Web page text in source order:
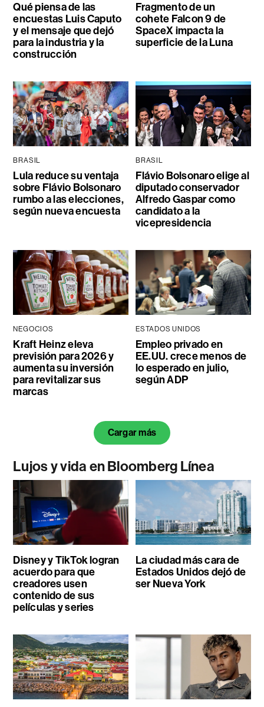
Qué piensa de las
encuestas Luis Caputo
y el mensaje que dejó
para la industria y la
construcción
Fragmento de un
cohete Falcon 9 de
SpaceX impacta la
superficie de la Luna
BRASIL
Lula reduce su ventaja
sobre Flávio Bolsonaro
rumbo a las elecciones,
según nueva encuesta
BRASIL
Flávio Bolsonaro elige al
diputado conservador
Alfredo Gaspar como
candidato a la
vicepresidencia
NEGOCIOS
Kraft Heinz eleva
previsión para 2026 y
aumenta su inversión
para revitalizar sus
marcas
ESTADOS UNIDOS
Empleo privado en
EE.UU. crece menos de
lo esperado en julio,
según ADP
Cargar más
Lujos y vida en Bloomberg Línea
Disney y TikTok logran
acuerdo para que
creadores usen
contenido de sus
películas y series
La ciudad más cara de
Estados Unidos dejó de
ser Nueva York